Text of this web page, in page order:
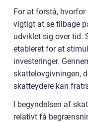
For at forstå,
vigtigt at se tilbage
udviklet sig over tid.
etableret for at
investeringer.
skattelovgivningen,
skatteydere kan
I begyndelsen af
relativt få